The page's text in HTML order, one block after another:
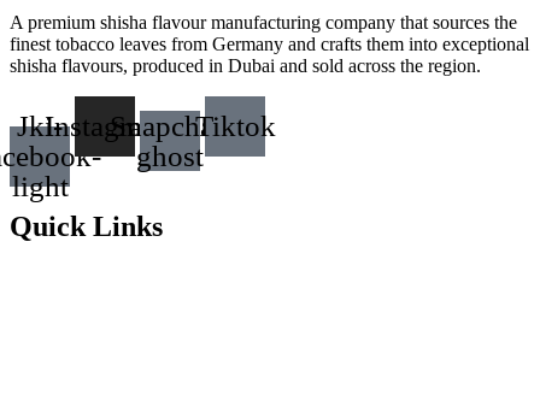
A premium shisha flavour manufacturing company that sources the
finest tobacco leaves from Germany and crafts them into exceptional
shisha flavours, produced in Dubai and sold across the region.
Jki-
light
InstagramSnapchat-
ghost
Tiktok
Quick Links